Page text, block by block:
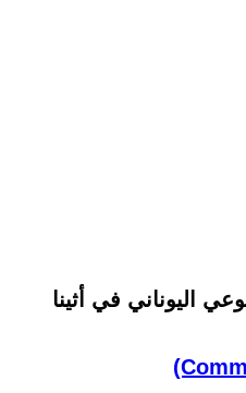
اليوناني في أثينا